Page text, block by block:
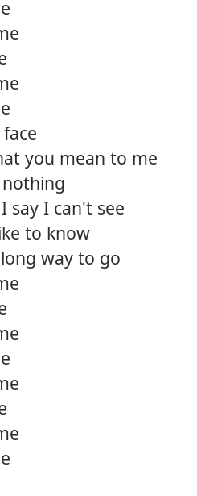
you mean to me
say I can't see
to know
way to go